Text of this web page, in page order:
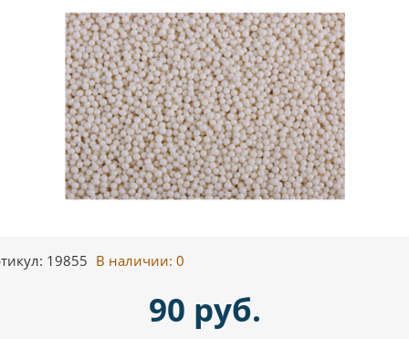
19855 В наличии: 0
90 руб.